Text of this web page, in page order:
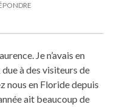
Je n’avais en
à des visiteurs de
nous en Floride depuis
ait beaucoup de